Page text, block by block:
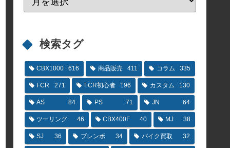
検索タグ
CBX1000 616 商品販売 411 コラム 335
FCR 271 FCR初心者 196 カスタム 130
AS 84 PS 71 JN 64
ツーリング 46 CBX400F 40 MJ 38
SJ 36 ブレンボ 34 バイク買取 32